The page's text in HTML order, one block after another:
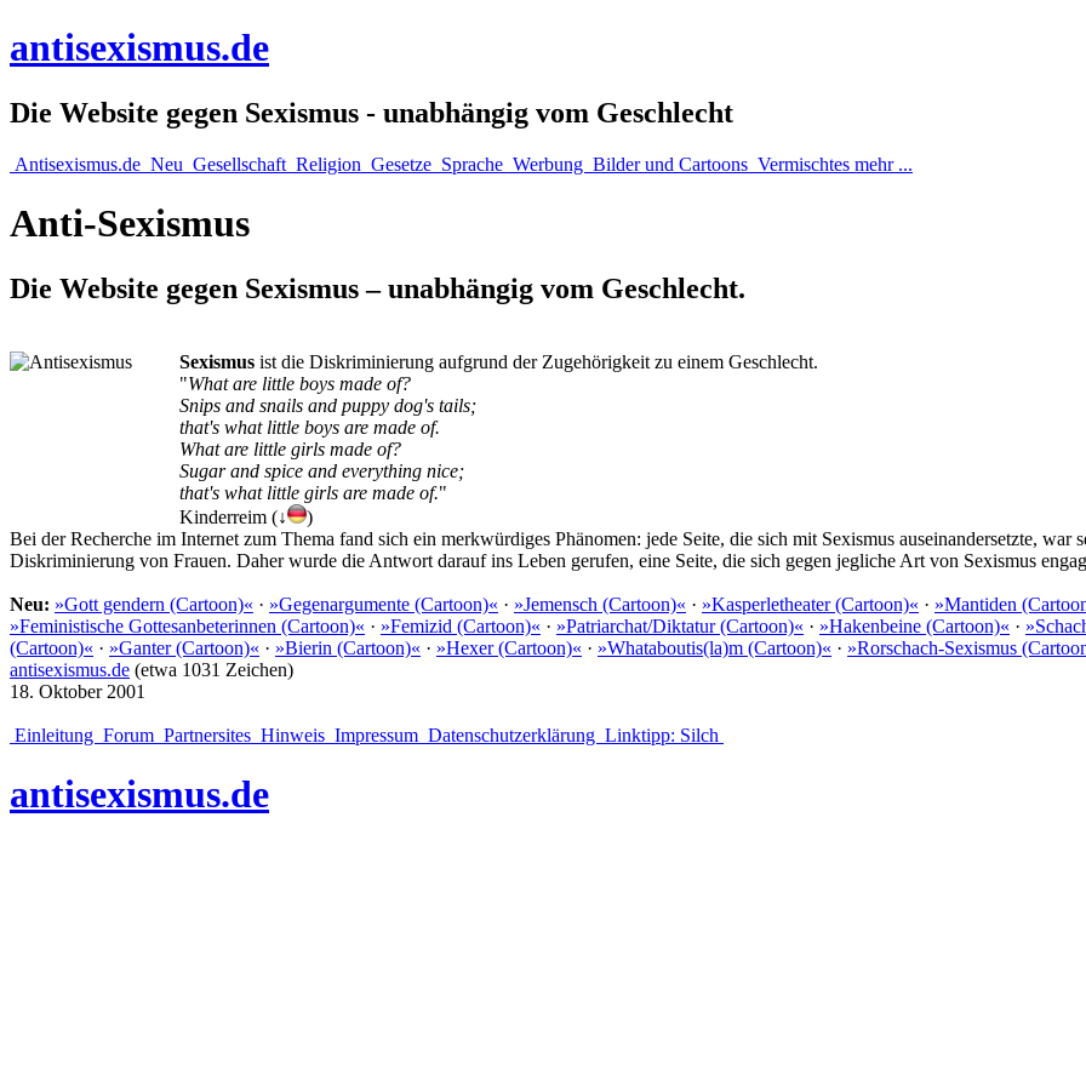
antisexismus.de
Die Website gegen Sexismus - unabhängig vom Geschlecht
Antisexismus.de Neu Gesellschaft Religion Gesetze Sprache Werbung Bilder und Cartoons Vermischtes mehr ...
Anti-Sexismus
Die Website gegen Sexismus – unabhängig vom Geschlecht.
Sexismus ist die Diskriminierung aufgrund der Zugehörigkeit zu einem Geschlecht.
"What are little boys made of?
Snips and snails and puppy dog's tails;
that's what little boys are made of.
What are little girls made of?
Sugar and spice and everything nice;
that's what little girls are made of."
Kinderreim (↓
)
Bei der Recherche im Internet zum Thema fand sich ein merkwürdiges Phänomen: jede Seite, die sich mit Sexismus auseinandersetzte, war
Diskriminierung von Frauen. Daher wurde die Antwort darauf ins Leben gerufen, eine Seite, die sich gegen jegliche Art von Sexismus
Neu: »Gott gendern (Cartoon)« · »Gegenargumente (Cartoon)« · »Jemensch (Cartoon)« · »Kasperletheater (Cartoon)« · »Mantiden
»Feministische Gottesanbeterinnen (Cartoon)« · »Femizid (Cartoon)« · »Patriarchat/Diktatur (Cartoon)« · »Hakenbeine (Cartoon)« ·
(Cartoon)« · »Ganter (Cartoon)« · »Bierin (Cartoon)« · »Hexer (Cartoon)« · »Whataboutis(la)m (Cartoon)« · »Rorschach-Sexismus
antisexismus.de (etwa 1031 Zeichen)
18. Oktober 2001
Einleitung Forum Partnersites Hinweis Impressum Datenschutzerklärung Linktipp: Silch
antisexismus.de